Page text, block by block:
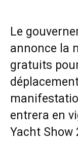
Le
annonce la
gratuits
entrera en
Yacht Show